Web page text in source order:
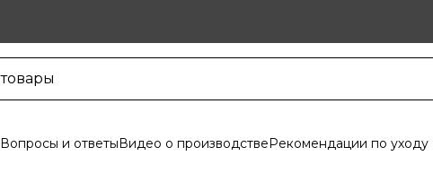
Вопросы и ответыВидео о производствеРекомендации по уходу